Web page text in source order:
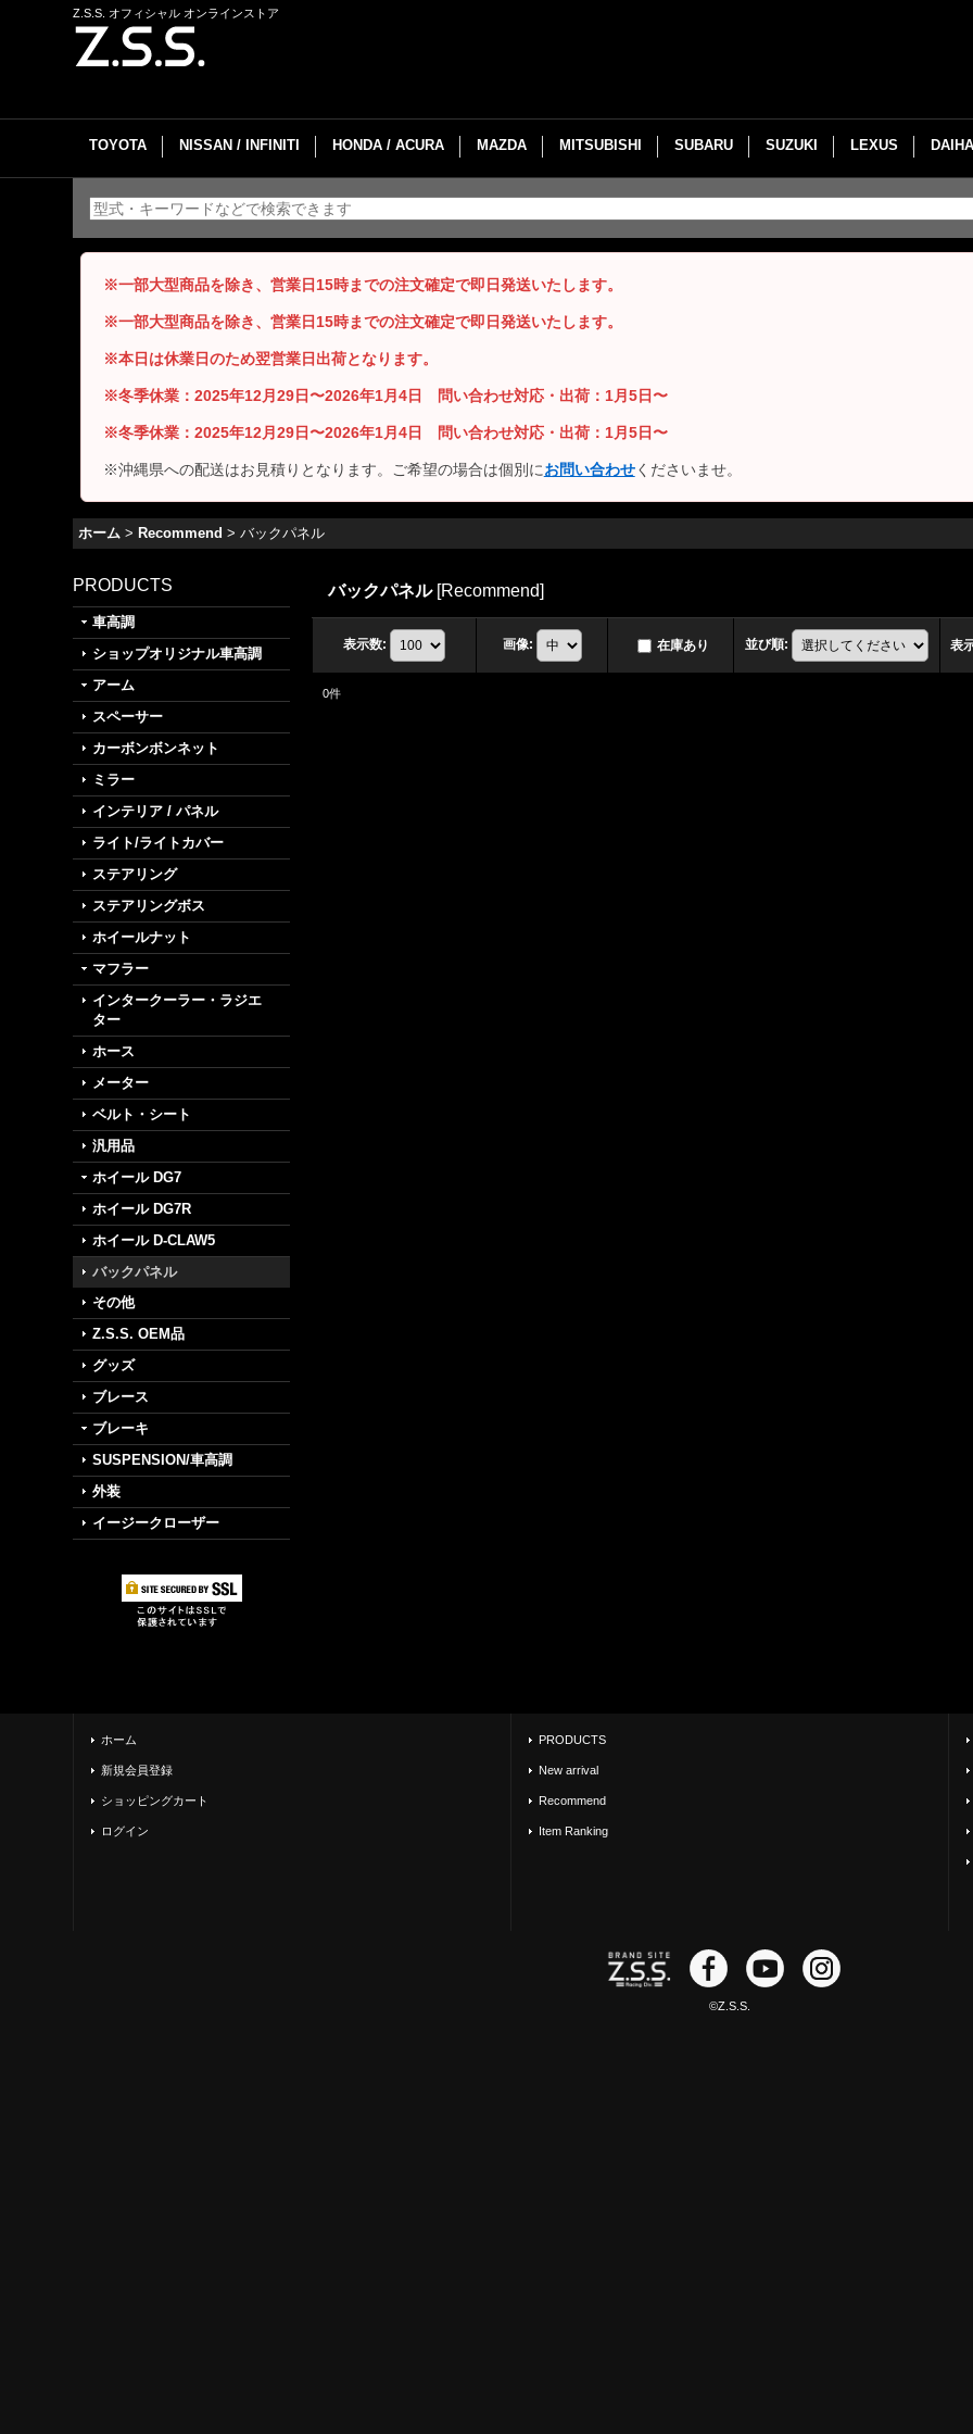
Z.S.S. オフィシャル オンラインストア
TOYOTA NISSAN / INFINITI HONDA / ACURA MAZDA MITSUBISHI SUBARU SUZUKI LEXUS
※一部大型商品を除き、営業日15時までの注文確定で即日発送いたします。
※一部大型商品を除き、営業日15時までの注文確定で即日発送いたします。
※本日は休業日のため翌営業日出荷となります。
※冬季休業：2025年12月29日〜2026年1月4日 問い合わせ対応・出荷：1月5日〜
※冬季休業：2025年12月29日〜2026年1月4日 問い合わせ対応・出荷：1月5日〜
※沖縄県への配送はお見積りとなります。ご希望の場合は個別にお問い合わせくださいませ。
ホーム > Recommend > バックパネル
PRODUCTS
車高調
ショップオリジナル車高調
アーム
スペーサー
カーボンボンネット
ミラー
インテリア / パネル
ライト/ライトカバー
ステアリング
ステアリングボス
ホイールナット
マフラー
インタークーラー・ラジエ
ター
ホース
メーター
ベルト・シート
汎用品
ホイール DG7
ホイール DG7R
ホイール D-CLAW5
バックパネル
その他
Z.S.S. OEM品
グッズ
ブレース
ブレーキ
SUSPENSION/車高調
外装
イージークローザー
バックパネル [Recommend]
表示数: 画像: 在庫あり 並び順: 表
0件
ホーム
新規会員登録
ショッピングカート
ログイン
PRODUCTS
New arrival
Recommend
Item Ranking
©Z.S.S.